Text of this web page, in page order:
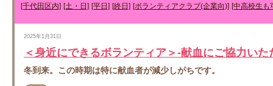
[千代田区内] [土・日] [平日] [終日] [ボランティアクラブ(企業向)] [中高校生も
2025年1月31日
＜身近にできるボランティア＞-献血にご協力い
冬到来。この時期は特に献血者が減少しがちです。